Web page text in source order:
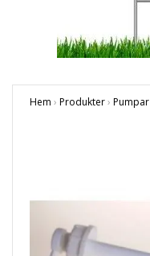
Hem › Produkter› Pumpar